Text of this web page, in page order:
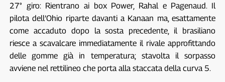
27° giro: Rientrano ai box Power, Rahal e Pagenaud. Il
pilota dell’Ohio riparte davanti a Kanaan ma, esattamente
come accaduto dopo la sosta precedente, il brasiliano
riesce a scavalcare immediatamente il rivale approfittando
delle gomme già in temperatura; stavolta il sorpasso
avviene nel rettilineo che porta alla staccata della curva 5.